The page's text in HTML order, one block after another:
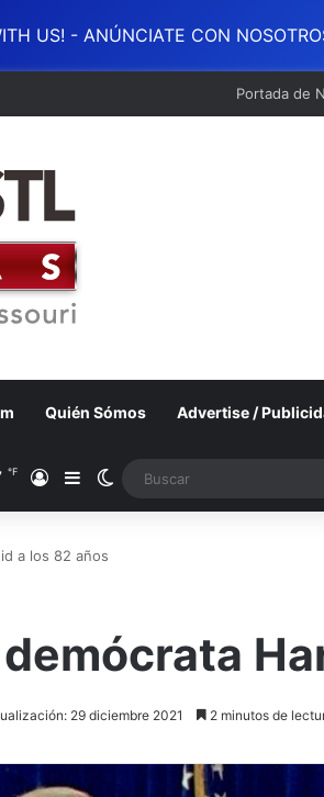
US! - ANÚNCIATE CON
Portada de
Quién Sómos Advertise /
℉ AccesoBarra lateral
Switch skin
a los 82 años
29 diciembre 2021 2 minutos de